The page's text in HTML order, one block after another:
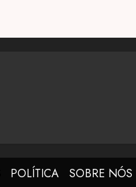
POLÍTICA SOBRE NÓS